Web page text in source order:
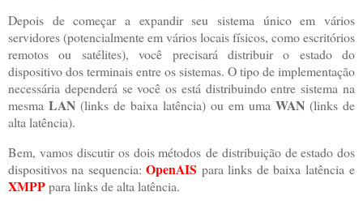
Depois de começar a expandir seu sistema único em vários
servidores (potencialmente em vários locais físicos, como escritórios
remotos ou satélites), você precisará distribuir o estado do
dispositivo dos terminais entre os sistemas. O tipo de implementação
necessária dependerá se você os está distribuindo entre sistema na
mesma LAN (links de baixa latência) ou em uma WAN (links de
alta latência).
Bem, vamos discutir os dois métodos de distribuição de estado dos
dispositivos na sequencia:OpenAIS para links de baixa latência e
XMPPpara links de alta latência.